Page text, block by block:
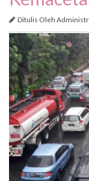
Ditulis Oleh